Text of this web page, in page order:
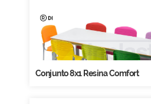
Conjunto 8x1 Resina Comfort